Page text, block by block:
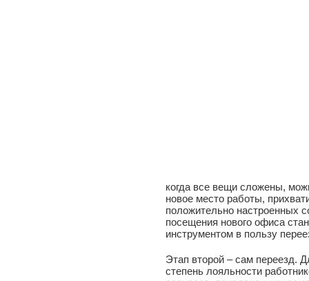
когда все вещи сложены,
новое место работы,
положительно настроенных
посещения нового офиса
инструментом в пользу
Этап второй – сам переезд.
степень лояльности